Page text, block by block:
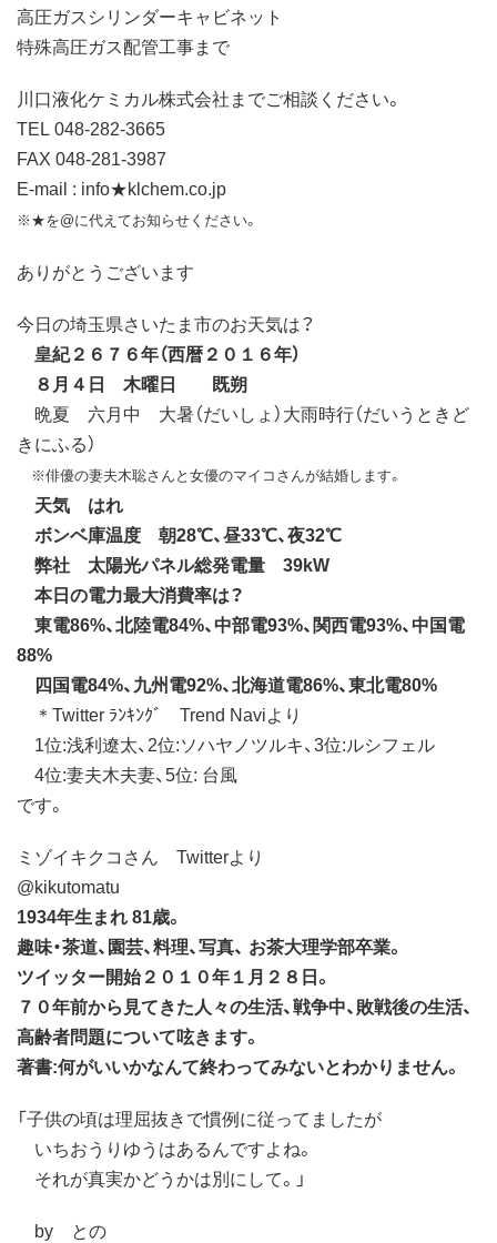
高圧ガスシリンダーキャビネット
特殊高圧ガス配管工事まで
川口液化ケミカル株式会社までご相談ください。
TEL 048-282-3665
FAX 048-281-3987
E-mail : info★klchem.co.jp
※★を@に代えてお知らせください。
ありがとうございます
今日の埼玉県さいたま市のお天気は？
皇紀２６７６年（西暦２０１６年）
８月４日 木曜日 既朔
晩夏 六月中 大暑（だいしょ）大雨時行（だいうときど
きにふる）
※俳優の妻夫木聡さんと女優のマイコさんが結婚します。
天気 はれ
ボンベ庫温度 朝28℃、昼33℃、夜32℃
弊社 太陽光パネル総発電量 39kW
本日の電力最大消費率は？
東電86%、北陸電84%、中部電93%、関西電93%、中国電
88%
四国電84%、九州電92%、北海道電86%、東北電80%
＊Twitter ﾗﾝｷﾝｸﾞ Trend Naviより
1位:浅利遼太、2位:ソハヤノツルキ、3位:ルシフェル
4位:妻夫木夫妻、5位: 台風
です。
ミゾイキクコさん Twitterより
‏@kikutomatu
1934年生まれ 81歳。
趣味・茶道、園芸、料理、写真、 お茶大理学部卒業。
ツイッター開始２０１０年１月２８日。
７０年前から見てきた人々の生活、戦争中、敗戦後の生活、
高齢者問題について呟きます。
著書:何がいいかなんて終わってみないとわかりません。
「子供の頃は理屈抜きで慣例に従ってましたが
いちおうりゆうはあるんですよね。
それが真実かどうかは別にして。」
by との